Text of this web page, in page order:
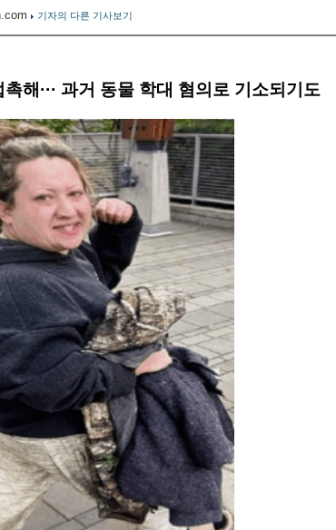
기자의 다른 기사보기
해··· 과거 동물 학대 혐의로 기소되기도